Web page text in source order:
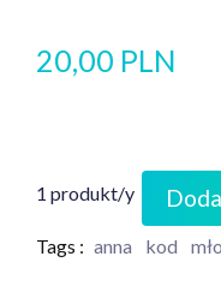
20,00 PLN
1 produkt/y
Tags : anna kod